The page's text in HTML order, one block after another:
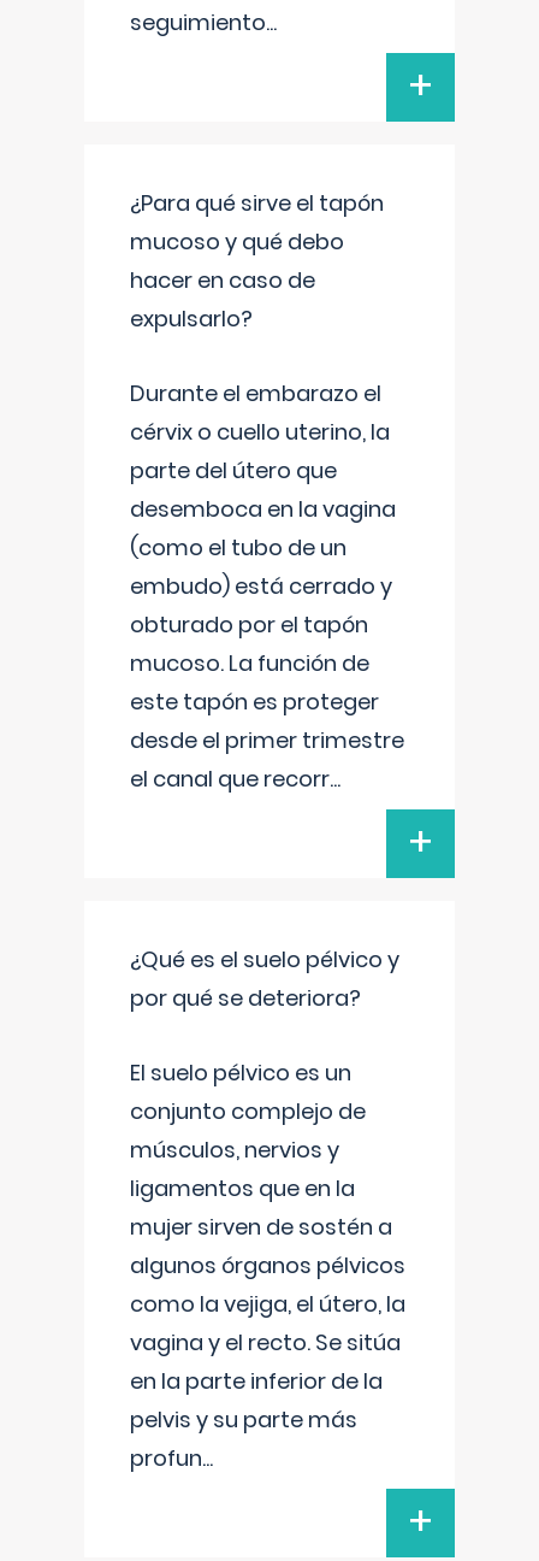
seguimiento...
+
¿Para qué sirve el tapón
mucoso y qué debo
hacer en caso de
expulsarlo?
Durante el embarazo el
cérvix o cuello uterino, la
parte del útero que
desemboca en la vagina
(como el tubo de un
embudo) está cerrado y
obturado por el tapón
mucoso. La función de
este tapón es proteger
desde el primer trimestre
el canal que recorr...
+
¿Qué es el suelo pélvico y
por qué se deteriora?
El suelo pélvico es un
conjunto complejo de
músculos, nervios y
ligamentos que en la
mujer sirven de sostén a
algunos órganos pélvicos
como la vejiga, el útero, la
vagina y el recto. Se sitúa
en la parte inferior de la
pelvis y su parte más
profun...
+